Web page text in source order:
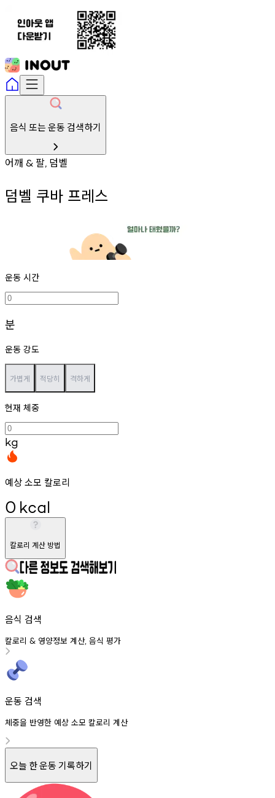
음식 또는 운동 검색하기
어깨 & 팔, 덤벨
덤벨 쿠바 프레스
운동 시간
분
운동 강도
가볍게 적당히 격하게
현재 체중
kg
예상 소모 칼로리
0 kcal
칼로리 계산 방법
음식 검색
칼로리 & 영양정보 계산, 음식 평가
운동 검색
체중을 반영한 예상 소모 칼로리 계산
오늘 한 운동 기록하기